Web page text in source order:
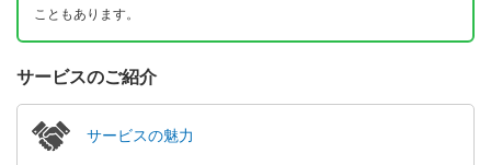
こともあります。
サービスのご紹介
サービスの魅力